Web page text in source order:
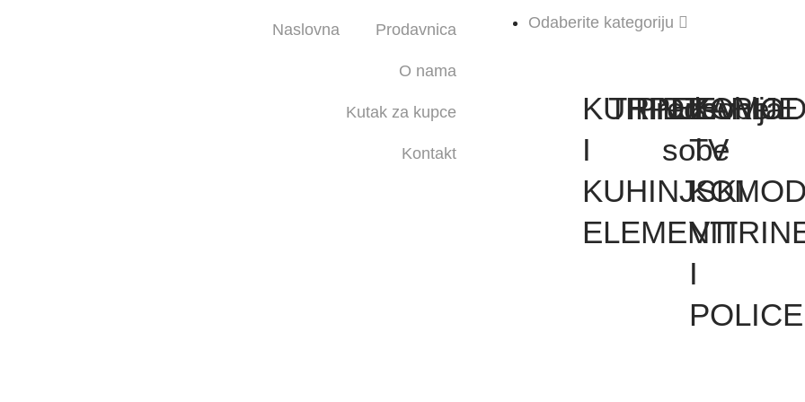
Naslovna Prodavnica
O nama
Kutak za kupce
Kontakt
Odaberite kategoriju
KUHINJE
I
KUHINJSKI
ELEMENTI
TRPEZARIJE
Predsoblja
Dnevne
sobe
TV
I
POLICE